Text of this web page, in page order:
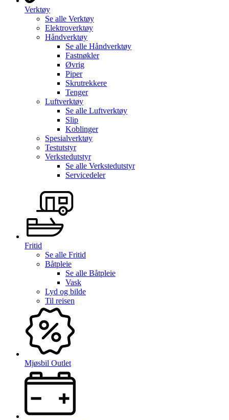
Verktøy
Se alle Verktøy
Elektroverktøy
Håndverktøy
Se alle Håndverktøy
Fastnøkler
Øvrig
Piper
Skrutrekkere
Tenger
Luftverktøy
Se alle Luftverktøy
Slip
Koblinger
Spesialverktøy
Testutstyr
Verkstedutstyr
Se alle Verkstedutstyr
Servicedeler
Fritid
Se alle Fritid
Båtpleie
Se alle Båtpleie
Vask
Lyd og bilde
Til reisen
Mjøsbil Outlet